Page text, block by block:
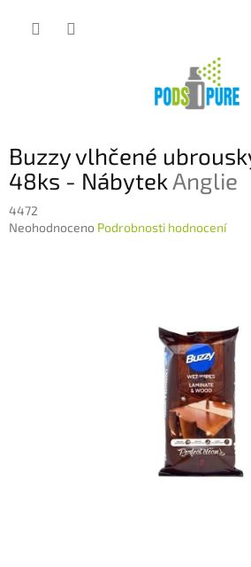
Buzzy vlhčené
48ks - NábytekAnglie
4472
Průměrné
Neohodnoceno Podrobnosti hodnocení